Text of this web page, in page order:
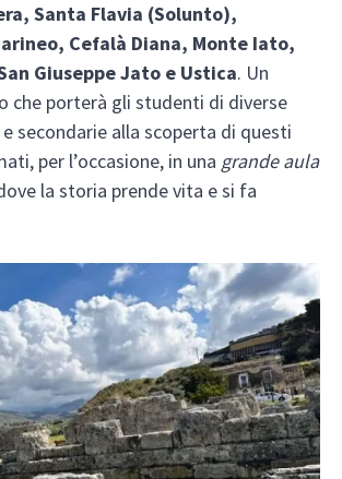
Santa Flavia (Solunto),
Cefalà Diana, Monte Iato,
Giuseppe Jato e Ustica. Un
che porterà gli studenti di diverse
secondarie alla scoperta di questi
per l’occasione, in una grande aula
la storia prende vita e si fa